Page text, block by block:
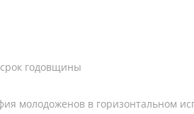
годовщины
молодоженов в горизонтальном